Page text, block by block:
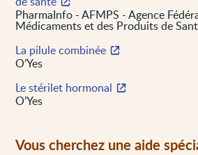
PharmaInfo - AFMPS - Agence
Médicaments et des Produits de
La pilule combinée
O’Yes
Le stérilet hormonal
O’Yes
Vous cherchez une aide